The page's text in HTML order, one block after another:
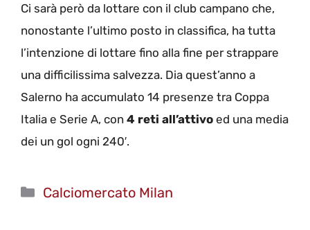
Ci sarà però da lottare con il club campano che,
nonostante l’ultimo posto in classifica, ha tutta
l’intenzione di lottare fino alla fine per strappare
una difficilissima salvezza. Dia quest’anno a
Salerno ha accumulato 14 presenze tra Coppa
Italia e Serie A, con 4 reti all’attivo ed una media
dei un gol ogni 240′.
Categorie
Calciomercato Milan